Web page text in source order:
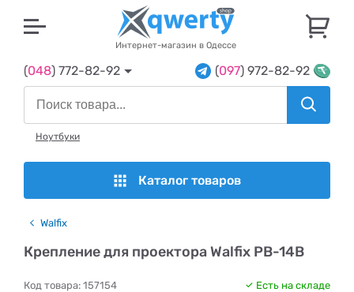
Интернет-магазин в Одессе
(048) 772-82-92 (097) 972-82-92
Ноутбуки
Каталог товаров
Walfix
Крепление для проектора Walfix PB-14B
Код товара: 157154 Есть на складе